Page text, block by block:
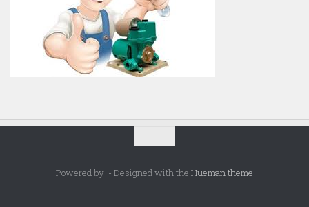
Powered by - Designed with the Hueman theme